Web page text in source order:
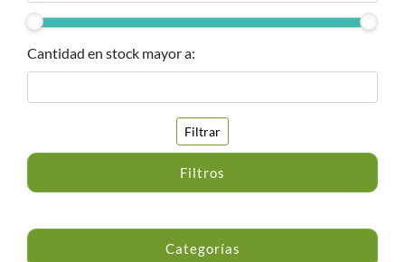
Cantidad en stock mayor a:
Filtrar
Filtros
Categorías